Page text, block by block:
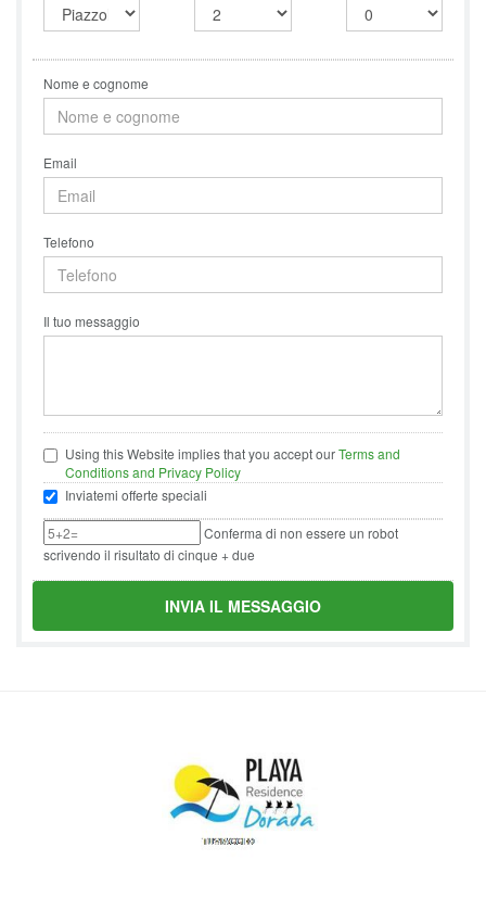
Nome e cognome
Email
Telefono
Il tuo messaggio
Using this Website implies that you accept ourTerms and
Conditions and Privacy Policy
Inviatemi offerte speciali
Conferma di non essere un robot
scrivendo il risultato di cinque + due
INVIA IL MESSAGGIO